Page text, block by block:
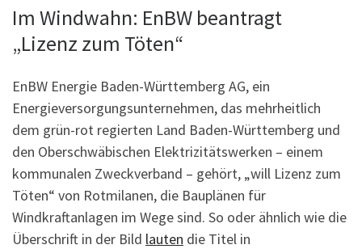
Im Windwahn: EnBW beantragt
„Lizenz zum Töten“
EnBW Energie Baden-Württemberg AG, ein
Energieversorgungsunternehmen, das mehrheitlich
dem grün-rot regierten Land Baden-Württemberg und
den Oberschwäbischen Elektrizitätswerken – einem
kommunalen Zweckverband – gehört, „will Lizenz zum
Töten“ von Rotmilanen, die Bauplänen für
Windkraftanlagen im Wege sind. So oder ähnlich wie die
Überschrift in der Bild lauten die Titel in